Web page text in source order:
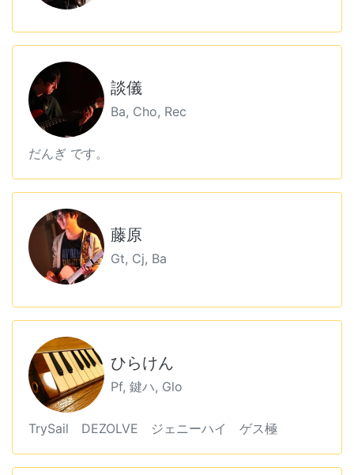
談儀
Ba, Cho, Rec
だんぎ です。
藤原
Gt, Cj, Ba
ひらけん
Pf, 鍵ハ, Glo
TrySail DEZOLVE ジェニーハイ ゲス極